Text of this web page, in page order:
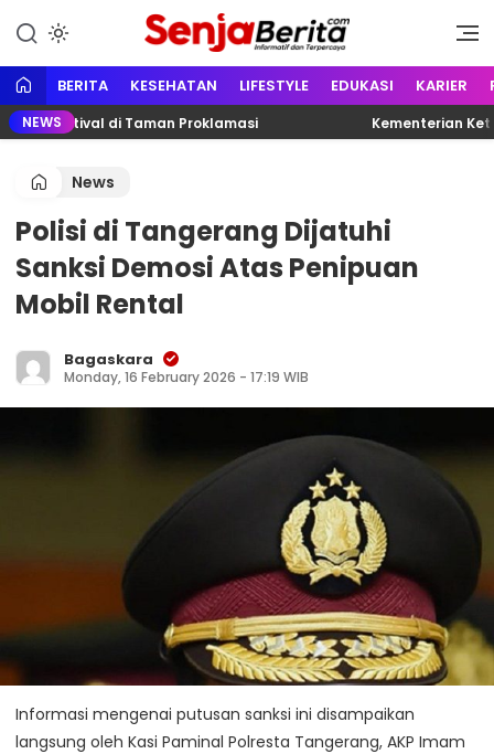
konten
Senja Berita
Portal media berita online yang
informatif, edukatif dan
terpercaya
BERITA KESEHATAN LIFESTYLE EDUKASI KARIER
NEWS
Festival di Taman Proklamasi Kementerian
News
Polisi di Tangerang Dijatuhi
Sanksi Demosi Atas Penipuan
Mobil Rental
Bagaskara
Monday, 16 February 2026 - 17:19 WIB
Informasi mengenai putusan sanksi ini disampaikan
langsung oleh Kasi Paminal Polresta Tangerang, AKP Imam